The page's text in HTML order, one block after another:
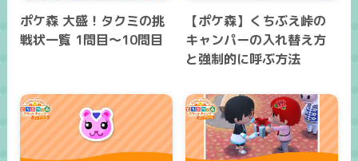
ポケ森 大盛！タクミの挑
戦状一覧 1問目～10問目
【ポケ森】くちぶえ峠の
キャンパーの入れ替え方
と強制的に呼ぶ方法